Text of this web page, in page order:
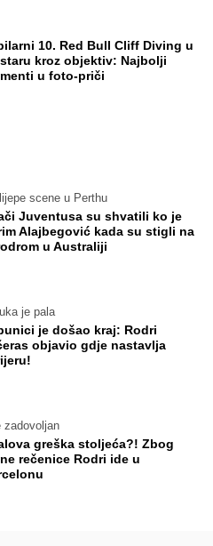
10. Red Bull Cliff Diving u
kroz objektiv: Najbolji
u foto-priči
scene u Perthu
Juventusa su shvatili ko je
Alajbegović kada su stigli na
u Australiji
je pala
je došao kraj: Rodri
objavio gdje nastavlja
zadovoljan
greška stoljeća?! Zbog
rečenice Rodri ide u